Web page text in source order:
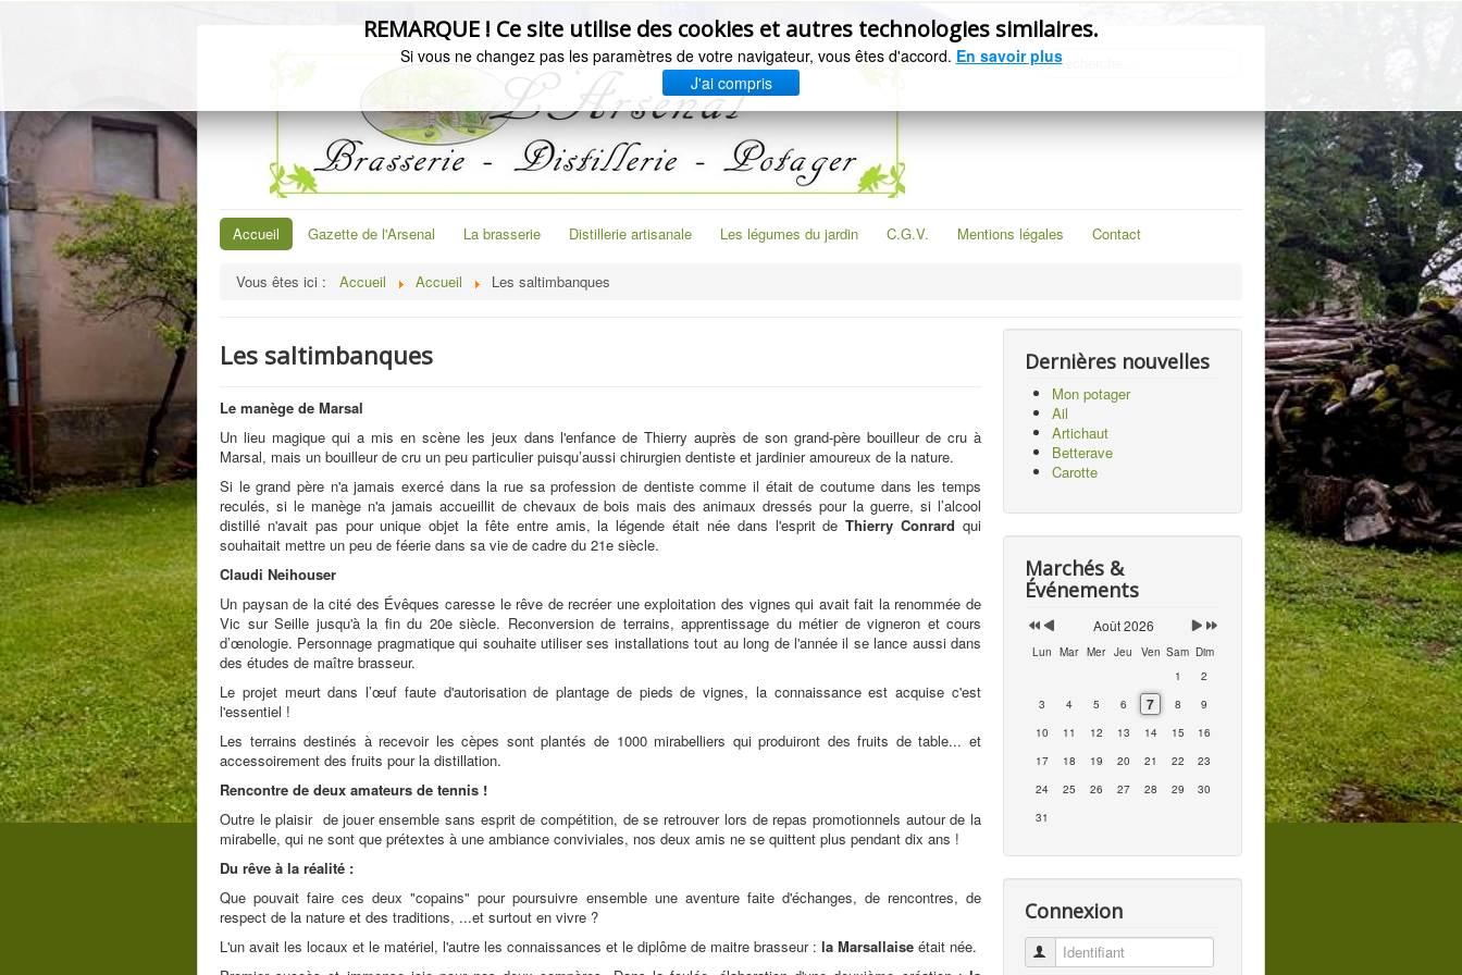
Rechercher
Accueil Gazette de l'Arsenal La brasserie Distillerie artisanale Les légumes du jardin C.G.V. Mentions légales Contact
Vous êtes ici : Accueil Accueil Les saltimbanques
REMARQUE ! Ce site utilise des cookies et autres technologies similaires.
Si vous ne changez pas les paramètres de votre navigateur, vous êtes d'accord. En savoir plus
J'ai compris
Les saltimbanques
Le manège de Marsal
Un lieu magique qui a mis en scène les jeux dans l'enfance de Thierry auprès de son grand-père bouilleur de cru à
Marsal, mais un bouilleur de cru un peu particulier puisqu’aussi chirurgien dentiste et jardinier amoureux de la nature.
Si le grand père n'a jamais exercé dans la rue sa profession de dentiste comme il était de coutume dans les temps
reculés, si le manège n'a jamais accueillit de chevaux de bois mais des animaux dressés pour la guerre, si l’alcool
distillé n'avait pas pour unique objet la fête entre amis, la légende était née dans l'esprit deThierry Conrard qui
souhaitait mettre un peu de féerie dans sa vie de cadre du 21e siècle.
Claudi Neihouser
Un paysan de la cité des Évêques caresse le rêve de recréer une exploitation des vignes qui avait fait la renommée de
Vic sur Seille jusqu'à la fin du 20e siècle. Reconversion de terrains, apprentissage du métier de vigneron et cours
d’œnologie. Personnage pragmatique qui souhaite utiliser ses installations tout au long de l'année il se lance aussi dans
des études de maître brasseur.
Le projet meurt dans l’œuf faute d'autorisation de plantage de pieds de vignes, la connaissance est acquise c'est
l'essentiel !
Les terrains destinés à recevoir les cèpes sont plantés de 1000 mirabelliers qui produiront des fruits de table... et
accessoirement des fruits pour la distillation.
Rencontre de deux amateurs de tennis !
Outre le plaisir de jouer ensemble sans esprit de compétition, de se retrouver lors de repas promotionnels autour de la
mirabelle, qui ne sont que prétextes à une ambiance conviviales, nos deux amis ne se quittent plus pendant dix ans !
Du rêve à la réalité :
Que pouvait faire ces deux "copains" pour poursuivre ensemble une aventure faite d'échanges, de rencontres, de
respect de la nature et des traditions, ...et surtout en vivre ?
L'un avait les locaux et le matériel, l'autre les connaissances et le diplôme de maitre brasseur : la Marsallaise était née.
Dernières nouvelles
Mon potager
Ail
Artichaut
Betterave
Carotte
Marchés &
Événements
précédenteprécédent
Août 2026
Lun Mar Mer Jeu Ven Sam Dim
1
2
3
4 5 6 7 8
9
10
11 12 13 14 15
16
17
18 19 20 21 22
23
24
25 26 27 28 29
30
31
Connexion
Identifiant